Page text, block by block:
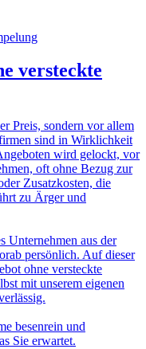
versteckte
Preis, sondern vor allem
sind in Wirklichkeit
wird gelockt, vor
oft ohne Bezug zur
Zusatzkosten, die
zu Ärger und
Unternehmen aus der
persönlich. Auf dieser
ohne versteckte
mit unserem eigenen
besenrein und
Sie erwartet.